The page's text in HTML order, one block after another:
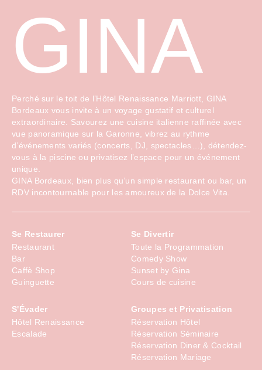
GINA
Perché sur le toit de l’Hôtel Renaissance Marriott, GINA
Bordeaux vous invite à un voyage gustatif et culturel
extraordinaire. Savourez une cuisine italienne raffinée avec
vue panoramique sur la Garonne, vibrez au rythme
d’événements variés (concerts, DJ, spectacles…), détendez-
vous à la piscine ou privatisez l’espace pour un événement
unique.
GINA Bordeaux, bien plus qu’un simple restaurant ou bar, un
RDV incontournable pour les amoureux de la Dolce Vita.
Se Restaurer
Restaurant
Bar
Caffè Shop
Guinguette
Se Divertir
Toute la Programmation
Comedy Show
Sunset by Gina
Cours de cuisine
S'Évader
Hôtel Renaissance
Escalade
Groupes et Privatisation
Réservation Hôtel
Réservation Séminaire
Réservation Diner & Cocktail
Réservation Mariage